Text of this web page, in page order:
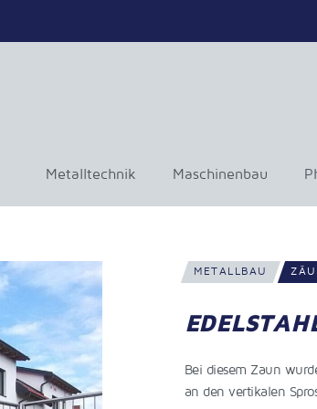
Metalltechnik Maschinenbau
METALLBAU
Bei diesem Zaun
an den vertikalen